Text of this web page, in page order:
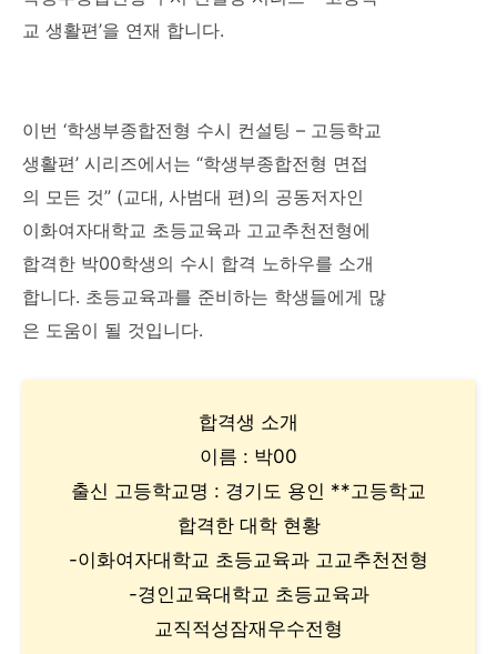
교 생활편’을 연재 합니다.
이번 ‘학생부종합전형 수시 컨설팅 – 고등학교
생활편’ 시리즈에서는 “학생부종합전형 면접
의 모든 것” (교대, 사범대 편)의 공동저자인
이화여자대학교 초등교육과 고교추천전형에
합격한 박00학생의 수시 합격 노하우를 소개
합니다. 초등교육과를 준비하는 학생들에게 많
은 도움이 될 것입니다.
합격생 소개
이름 : 박00
출신 고등학교명 : 경기도 용인 **고등학교
합격한 대학 현황
-이화여자대학교 초등교육과 고교추천전형
-경인교육대학교 초등교육과
교직적성잠재우수전형